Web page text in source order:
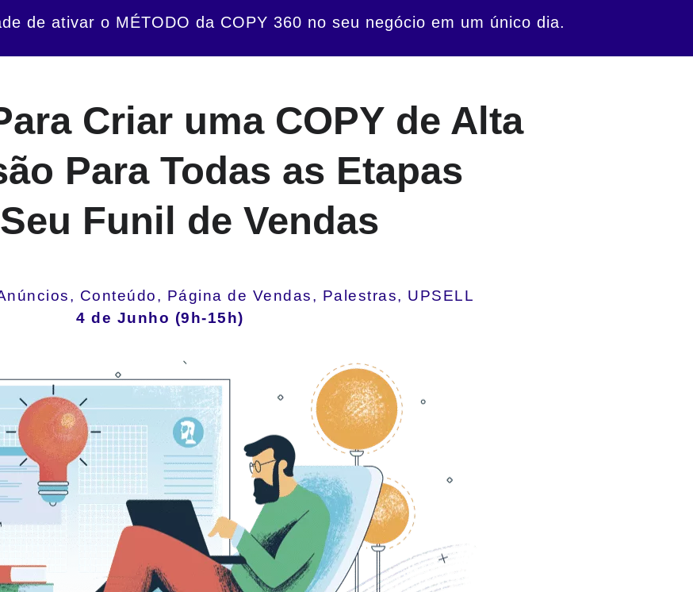
de ativar o MÉTODO da COPY 360 no seu negócio em um único dia.
Criar uma COPY de Alta
Para Todas as Etapas
Funil de Vendas
Conteúdo, Página de Vendas, Palestras, UPSELL
4 de Junho (9h-15h)